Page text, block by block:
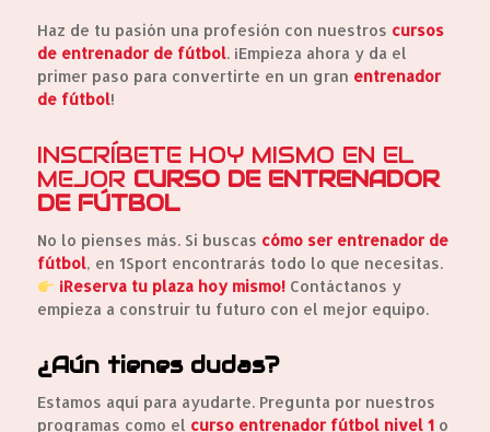
Haz de tu pasión una profesión con nuestros cursos
de entrenador de fútbol. ¡Empieza ahora y da el
primer paso para convertirte en un gran entrenador
de fútbol!
INSCRÍBETE HOY MISMO EN EL
MEJOR CURSO DE ENTRENADOR
DE FÚTBOL
No lo pienses más. Si buscas cómo ser entrenador de
fútbol, en 1Sport encontrarás todo lo que necesitas.
¡Reserva tu plaza hoy mismo!Contáctanos y
empieza a construir tu futuro con el mejor equipo.
¿Aún tienes dudas?
Estamos aquí para ayudarte. Pregunta por nuestros
programas como el curso entrenador fútbol nivel 1o